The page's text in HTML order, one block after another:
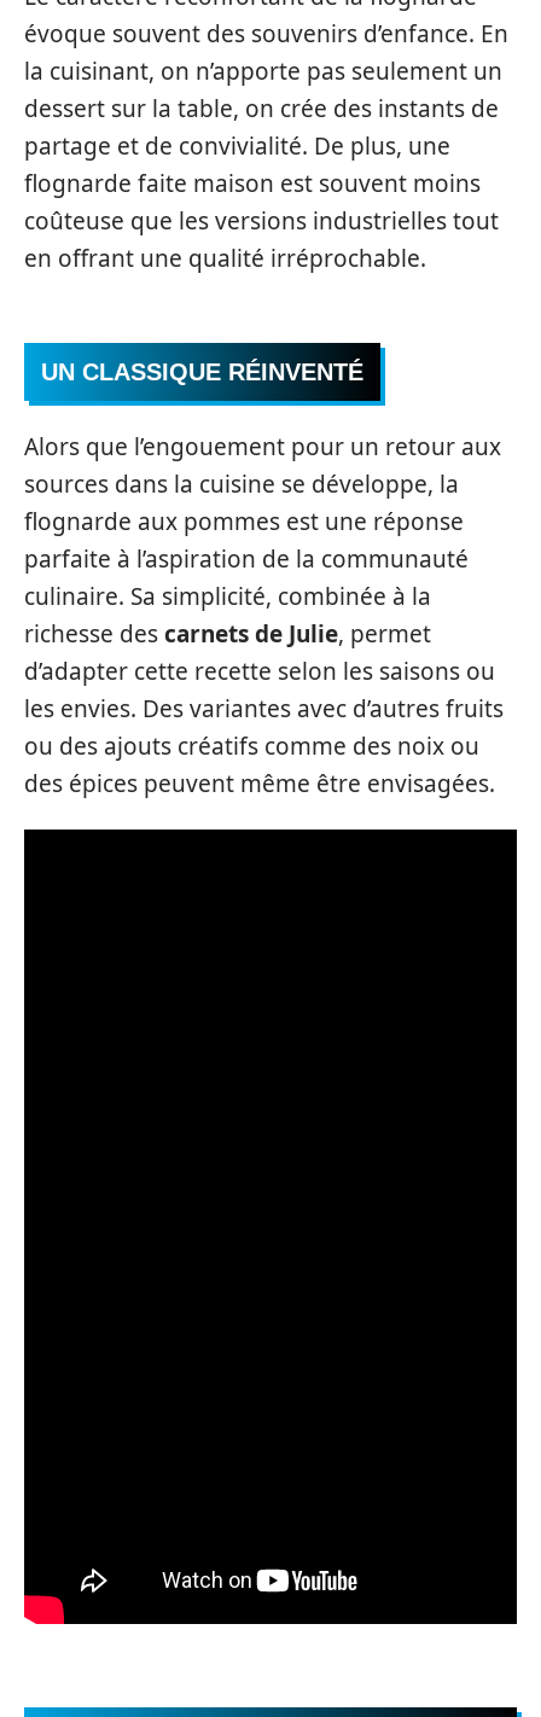
évoque souvent des souvenirs d’enfance. En
la cuisinant, on n’apporte pas seulement un
dessert sur la table, on crée des instants de
partage et de convivialité. De plus, une
flognarde faite maison est souvent moins
coûteuse que les versions industrielles tout
en offrant une qualité irréprochable.
UN CLASSIQUE RÉINVENTÉ
Alors que l’engouement pour un retour aux
sources dans la cuisine se développe, la
flognarde aux pommes est une réponse
parfaite à l’aspiration de la communauté
culinaire. Sa simplicité, combinée à la
richesse descarnets de Julie, permet
d’adapter cette recette selon les saisons ou
les envies. Des variantes avec d’autres fruits
ou des ajouts créatifs comme des noix ou
des épices peuvent même être envisagées.